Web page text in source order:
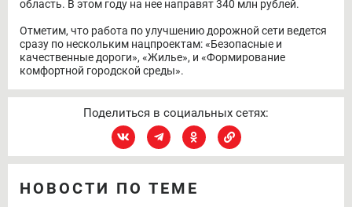
область. В этом году на нее направят 340 млн рублей.
Отметим, что работа по улучшению дорожной сети ведется
сразу по нескольким нацпроектам: «Безопасные и
качественные дороги», «Жилье», и «Формирование
комфортной городской среды».
Поделиться в социальных сетях:
НОВОСТИ ПО ТЕМЕ